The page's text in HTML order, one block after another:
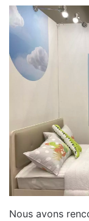
Nous avons